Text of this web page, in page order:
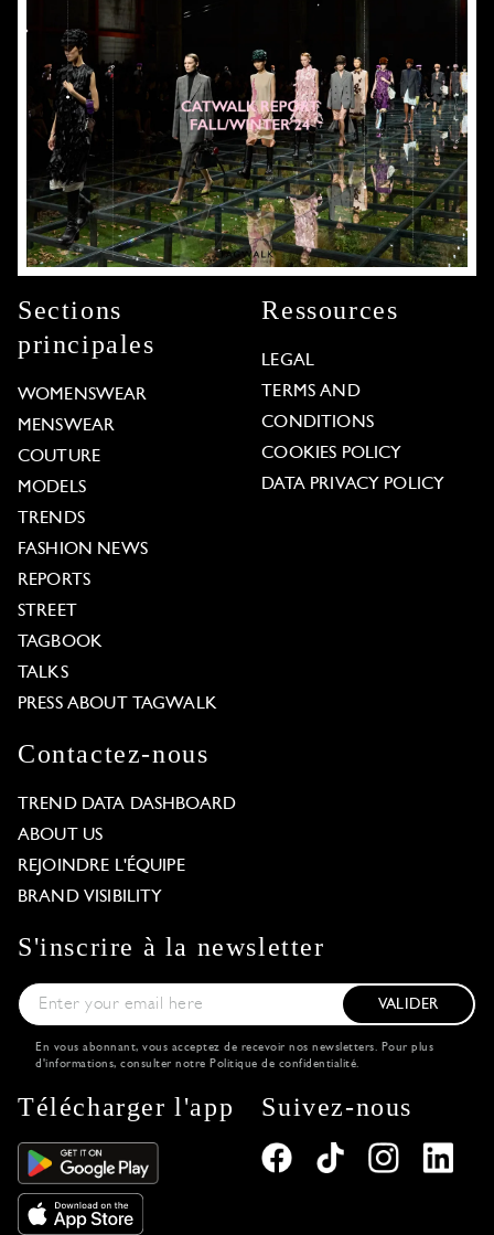
Sections
principales
WOMENSWEAR
MENSWEAR
COUTURE
MODELS
TRENDS
FASHION NEWS
REPORTS
STREET
TAGBOOK
TALKS
PRESS ABOUT TAGWALK
Ressources
LEGAL
TERMS AND
CONDITIONS
COOKIES POLICY
DATA PRIVACY POLICY
Contactez-nous
TREND DATA DASHBOARD
ABOUT US
REJOINDRE L'ÉQUIPE
BRAND VISIBILITY
S'inscrire à la newsletter
VALIDER
En vous abonnant, vous acceptez de recevoir nos newsletters. Pour plus
d'informations, consulter notre Politique de confidentialité.
Télécharger l'app Suivez-nous